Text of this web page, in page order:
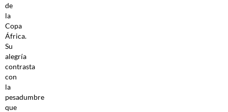
de
la
Copa
África.
Su
alegría
contrasta
con
la
pesadumbre
que